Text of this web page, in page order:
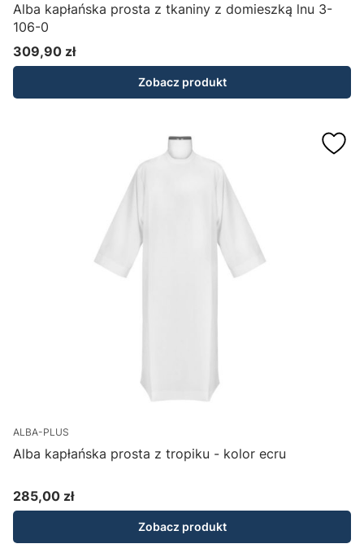
Alba kapłańska prosta z tkaniny z domieszką lnu 3-
106-0
Cena
309,90 zł
Zobacz produkt
ALBA-PLUS
Alba kapłańska prosta z tropiku - kolor ecru
Cena
285,00 zł
Zobacz produkt